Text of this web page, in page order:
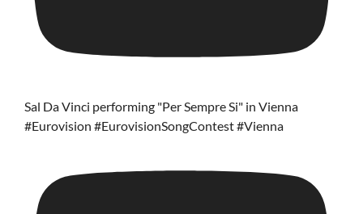
Sal Da Vinci performing "Per Sempre Si" in Vienna
#Eurovision #EurovisionSongContest #Vienna